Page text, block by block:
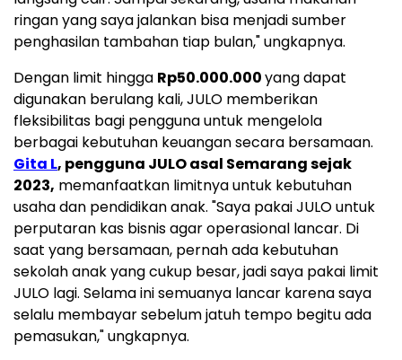
ringan yang saya jalankan bisa menjadi sumber
penghasilan tambahan tiap bulan," ungkapnya.
Dengan limit hingga Rp50.000.000yang dapat
digunakan berulang kali, JULO memberikan
fleksibilitas bagi pengguna untuk mengelola
berbagai kebutuhan keuangan secara bersamaan.
Gita L, pengguna JULO asal Semarang sejak
2023, memanfaatkan limitnya untuk kebutuhan
usaha dan pendidikan anak. "Saya pakai JULO untuk
perputaran kas bisnis agar operasional lancar. Di
saat yang bersamaan, pernah ada kebutuhan
sekolah anak yang cukup besar, jadi saya pakai limit
JULO lagi. Selama ini semuanya lancar karena saya
selalu membayar sebelum jatuh tempo begitu ada
pemasukan," ungkapnya.